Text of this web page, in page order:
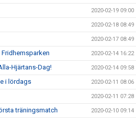
2020-02-19 09:00
2020-02-18 08:49
2020-02-17 08:49
2020-02-14 16:22
Hjärtans-Dag! 2020-02-14 09:58
i lördags 2020-02-11 08:06
2020-02-11 07:28
träningsmatch 2020-02-10 09:14